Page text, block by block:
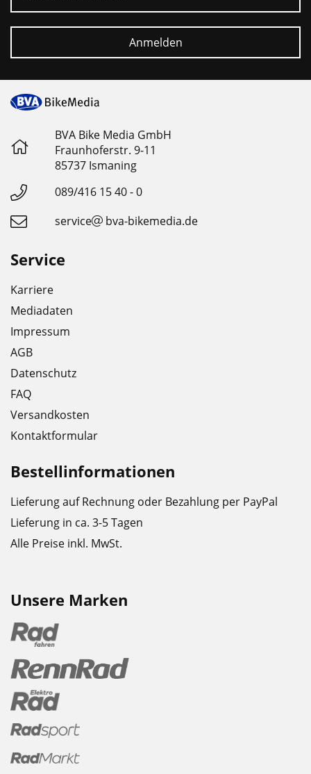
Anmelden
BVA Bike Media GmbH
Fraunhoferstr. 9-11
85737 Ismaning
089/416 15 40 - 0
service
bva-bikemedia.de
Service
Karriere
Mediadaten
Impressum
AGB
Datenschutz
FAQ
Versandkosten
Kontaktformular
Bestellinformationen
Lieferung auf Rechnung oder Bezahlung per PayPal
Lieferung in ca. 3-5 Tagen
Alle Preise inkl. MwSt.
Unsere Marken